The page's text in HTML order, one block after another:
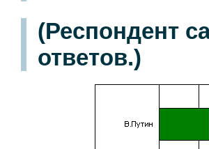
(Респондент
ответов.)